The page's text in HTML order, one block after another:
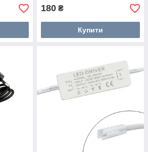
180 ₴
Купити